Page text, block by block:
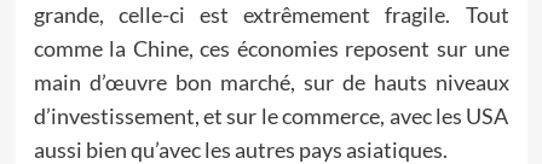
grande, celle-ci est extrêmement fragile. Tout
comme la Chine, ces économies reposent sur une
main d’œuvre bon marché, sur de hauts niveaux
d’investissement, et sur le commerce, avec les USA
aussi bien qu’avec les autres pays asiatiques.